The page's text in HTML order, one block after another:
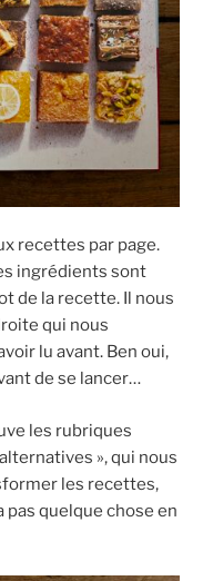
recettes par page.
ingrédients sont
de la recette. Il nous
qui nous
lu avant. Ben oui,
de se lancer…
les rubriques
», qui nous
les recettes,
pas quelque chose en